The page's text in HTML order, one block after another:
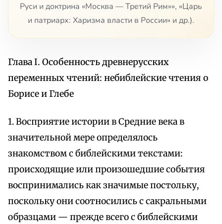
Руси и доктрина «Москва — Третий Рим»», «Царь
и патриарх: Харизма власти в России» и др.).
Глава I. Особенность древнерусских
переменных чтений: небиблейские чтения о
Борисе и Глебе
1. Восприятие истории в Средние века в
значительной мере определялось
знакомством с библейскими текстами:
происходящие или произошедшие события
воспринимались как значимые постольку,
поскольку они соотносились с сакральными
образцами — прежде всего с библейскими